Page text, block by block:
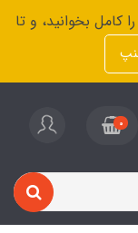
بخوانید، و تا
0